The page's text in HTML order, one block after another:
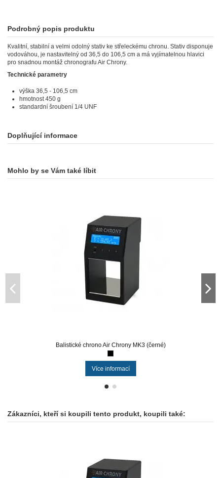
Podrobný popis produktu
Kvalitní, stabilní a velmi odolný stativ ke střeleckému chronu. Stativ disponuje
vodováhou, je nastavitelný od 36,5 do 106,5 cm a má vyjímatelnou hlavici
pro snadnou montáž chronografu Air Chrony.
Technické parametry
výška 36,5 - 106,5 cm
hmotnost 450 g
standardní šroubení 1/4 UNF
Doplňující informace
Mohlo by se Vám také líbit
Balistické chrono Air Chrony MK3 (černé)
Více informací
Zákazníci, kteří si koupili tento produkt, koupili také: